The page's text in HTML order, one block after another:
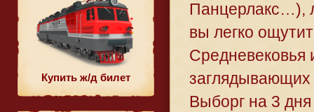
Купить ж/д билет
Панцерлакс…),
вы легко
Средневековья
Выборг на 3